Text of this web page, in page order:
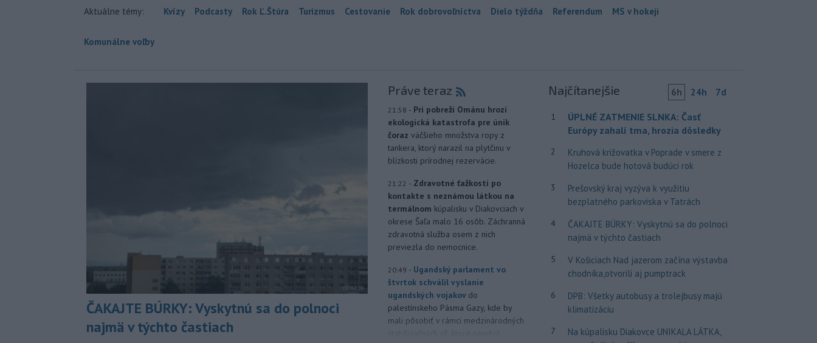
Aktuálne témy: Kvízy Podcasty Rok Ľ.Štúra Turizmus Cestovanie Rok dobrovoľníctva Dielo týždňa Referendum MS v hokeji
Komunálne voľby
ČAKAJTE BÚRKY: Vyskytnú sa do polnoci
najmä v týchto častiach
Práve teraz
21:58 - Pri pobreží Ománu hrozí
ekologická katastrofa pre únik
čoraz väčšieho množstva ropy z
tankera, ktorý narazil na plytčinu v
blízkosti prírodnej rezervácie.
21:22 - Zdravotné ťažkosti po
kontakte s neznámou látkou na
termálnom kúpalisku v Diakovciach v
okrese Šaľa malo 16 osôb. Záchranná
zdravotná služba osem z nich
previezla do nemocnice.
20:49 - Ugandský parlament vo
štvrtok schválil vyslanie
ugandských vojakov do
palestínskeho Pásma Gazy, kde by
mali pôsobiť v rámci medzinárodných
Najčítanejšie 6h 24h 7d
1
ÚPLNÉ ZATMENIE SLNKA: Časť
Európy zahalí tma, hrozia dôsledky
2
Kruhová križovatka v Poprade v smere z
Hozelca bude hotová budúci rok
3
Prešovský kraj vyzýva k využitiu
bezplatného parkoviska v Tatrách
4
ČAKAJTE BÚRKY: Vyskytnú sa do polnoci
najmä v týchto častiach
5
V Košiciach Nad jazerom začína výstavba
chodníka,otvorili aj pumptrack
6
DPB: Všetky autobusy a trolejbusy majú
klimatizáciu
7
Na kúpalisku Diakovce UNIKALA LÁTKA,